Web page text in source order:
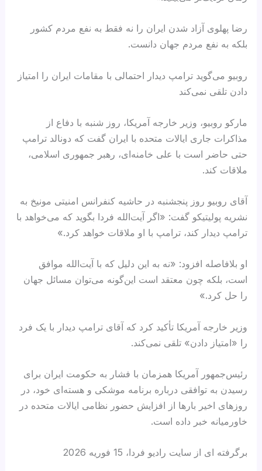
رضا پهلوی آزاد شدن ایران را نه فقط به نفع مردم کشور
بلکه به نفع مردم جهان دانست.
روبیو می‌گوید ترامپ دیدار احتمالی با مقامات ایران را امتیاز
دادن تلقی نمی‌کند
مارکو روبیو، وزیر خارجه آمریکا، روز شنبه با دفاع از
مذاکرات جاری ایالات متحده با ایران گفت که دونالد ترامپ
حتی حاضر است با علی خامنه‌ای، رهبر جمهوری اسلامی،
ملاقات کند.
آقای روبیو روز پنجشنبه در حاشیه کنفرانس امنیتی مونیخ به
نشریه پولیتیکو گفت: «اگر آیت‌الله فردا بگوید که می‌خواهد با
ترامپ دیدار کند، ترامپ با او ملاقات خواهد کرد.»
او بلافاصله افزود: «نه به این دلیل که با آیت‌الله موافق
است، بلکه چون معتقد است این‌گونه می‌توان مسائل جهان
را حل کرد.»
وزیر خارجه آمریکا تأکید کرد که آقای ترامپ دیدار با یک فرد
را «امتیاز دادن» تلقی نمی‌کند.
رئیس‌جمهور آمریکا همزمان با فشار به حکومت ایران برای
رسیدن به توافقی درباره برنامه موشکی و هسته‌ای خود، در
روزهای اخیر بارها از افزایش حضور نظامی ایالات متحده در
خاورمیانه خبر داده است.
برگرفته ای از سایت رادیو فردا، 15 فوریه 2026